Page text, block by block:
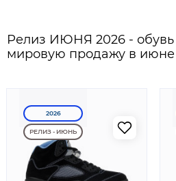
Релиз ИЮНЯ 2026 -
мировую продажу в июне
2026
РЕЛИЗ - ИЮНЬ